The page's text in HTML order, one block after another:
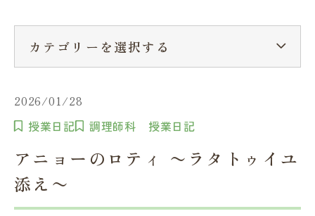
卒業生の方へ在学生へ一般の方へ（教室・講習会）
2026/01/28
授業日記 調理師科 授業日記
アニョーのロティ 〜ラタトゥイユ
添え〜
カテゴリーを選択する